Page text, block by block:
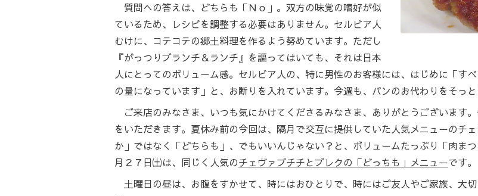
質問への答えは、どちらも「Ｎｏ」。双方の味覚の嗜好が似
ているため、レシピを調整する必要はありません。セルビア人
むけに、コテコテの郷土料理を作るよう努めています。ただし
『がっつりブランチ＆ランチ』を謳ってはいても、それは日本
人にとってのボリューム感。セルビア人の、特に男性のお客様には、はじめに「す
の量になっています」と、お断りを入れています。今週も、パンのお代わりをそっと
ご来店のみなさま、いつも気にかけてくださるみなさま、ありがとうございます
をいただきます。夏休み前の今回は、隔月で交互に提供していた人気メニューのチ
か」ではなく「どちらも」、でもいいんじゃない？と、ボリュームたっぷり「肉ま
月２７日㈯は、同じく人気のチェヴァプチチとブレクの「どっちも」メニューです。
土曜日の昼は、お腹をすかせて、時にはおひとりで、時にはご友人やご家族、大